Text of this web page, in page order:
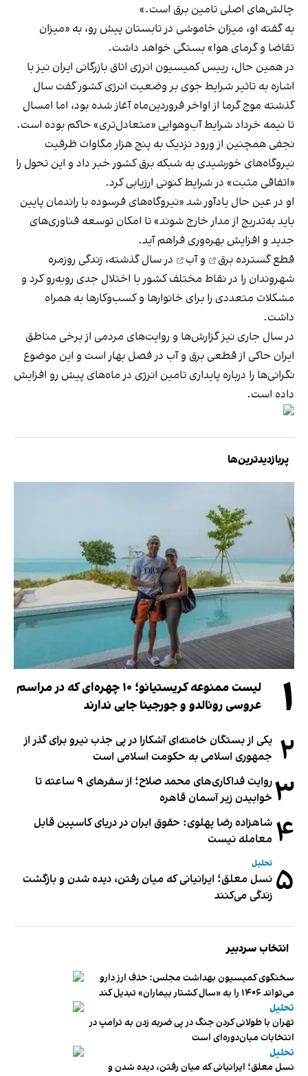
چالش‌های اصلی تامین برق است.»
به گفته او، میزان خاموشی در تابستان پیش رو، به «میزان
تقاضا و گرمای هوا» بستگی خواهد داشت.
در همین حال، رییس کمیسیون انرژی اتاق بازرگانی ایران نیز با
اشاره به تاثیر شرایط جوی بر وضعیت انرژی کشور گفت سال
گذشته موج گرما از اواخر فروردین‌ماه آغاز شده بود، اما امسال
تا نیمه خرداد شرایط آب‌وهوایی «متعادل‌تری» حاکم بوده است.
نجفی همچنین از ورود نزدیک به پنج هزار مگاوات ظرفیت
نیروگاه‌های خورشیدی به شبکه برق کشور خبر داد و این تحول را
«اتفاقی مثبت» در شرایط کنونی ارزیابی کرد.
او در عین حال یادآور شد «نیروگاه‌های فرسوده با راندمان پایین
باید به‌تدریج از مدار خارج شوند» تا امکان توسعه فناوری‌های
جدید و افزایش بهره‌وری فراهم آید.
قطع گسترده برق وآب
در سال گذشته، زندگی روزمره
شهروندان را در نقاط مختلف کشور با اختلال جدی روبه‌رو کرد و
مشکلات متعددی را برای خانوارها و کسب‌وکارها به همراه
داشت.
در سال جاری نیز گزارش‌ها و روایت‌های مردمی از برخی مناطق
ایران حاکی از قطعی‌ برق و آب در فصل بهار است و این موضوع
نگرانی‌ها را درباره پایداری تامین انرژی در ماه‌های پیش رو افزایش
داده است.
پربازدیدترین‌ها
۱
لیست ممنوعه کریستیانو؛ ۱۰ چهره‌ای که در مراسم
عروسی رونالدو و جورجینا جایی ندارند
۲ یکی از بستگان خامنه‌ای آشکارا در پی جذب نیرو برای گذر از
جمهوری اسلامی به حکومت اسلامی است
۳
روایت فداکاری‌های محمد صلاح؛ از سفرهای ۹ ساعته تا
خوابیدن زیر آسمان قاهره
۴ شاهزاده رضا پهلوی: حقوق ایران در دریای کاسپین قابل
معامله نیست
۵ تحلیل
نسل معلق؛ ایرانیانی که میان رفتن، دیده شدن و بازگشت
زندگی می‌کنند
انتخاب سردبیر
سخنگوی کمیسیون بهداشت مجلس: حذف ارز دارو
می‌تواند ۱۴۰۶ را به «سال کشتار بیماران» تبدیل کند
تحلیل
تهران با طولانی کردن جنگ در پی ضربه زدن به ترامپ در
انتخابات میان‌دوره‌ای است
تحلیل
نسل معلق؛ ایرانیانی که میان رفتن، دیده شدن و